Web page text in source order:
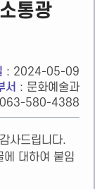
통광
: 2024-05-09
서 : 문화예술과
580-4388
사드립니다.
대하여 붙임